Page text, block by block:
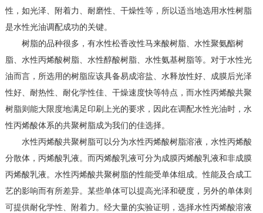
性，如光泽、附着力、耐磨性、干燥性等，所以适当地选用水性树脂
是水性光油调配成功的关键。
树脂的品种很多，有水性松香改性马来酸树脂、水性聚氨酯树
脂、水性丙烯酸树脂、水性醇酸树脂、水性氨基树脂等。对于水性光
油而言，所选用的树脂应该具备易成溶盐、水释放性好、成膜后光泽
性好、耐热性、耐化学性佳、干燥速度快等特点，而水性丙烯酸共聚
树脂则能大限度地满足印刷上光的要求，因此在调配水性光油时，水
性丙烯酸体系的共聚树脂成为我们的佳选择。
水性丙烯酸共聚树脂可以分为水性丙烯酸树脂溶液，水性丙烯酸
分散体，丙烯酸乳液。而丙烯酸乳液可分为成膜丙烯酸乳液和非成膜
丙烯酸乳液。水性丙烯酸共聚树脂的性能受单体组成。性能及合成工
艺的影响而有所差异。某些单体可以提高光泽和硬度，另外的单体则
可提供耐化学性、附着力。经大量的实验证明，选择水性丙烯酸溶液